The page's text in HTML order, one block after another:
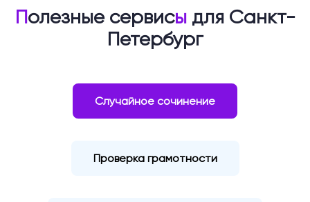
Полезные сервисыдля Санкт-
Петербург
Случайное сочинение
Проверка грамотности